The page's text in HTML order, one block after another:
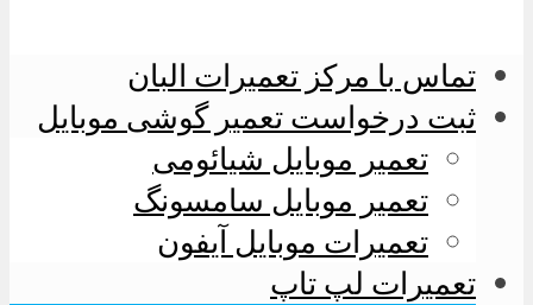
تماس با مرکز تعمیرات البان
ثبت درخواست تعمیر گوشی موبایل
تعمیر موبایل شیائومی
تعمیر موبایل سامسونگ
تعمیرات موبایل آیفون
تعمیرات لپ تاپ